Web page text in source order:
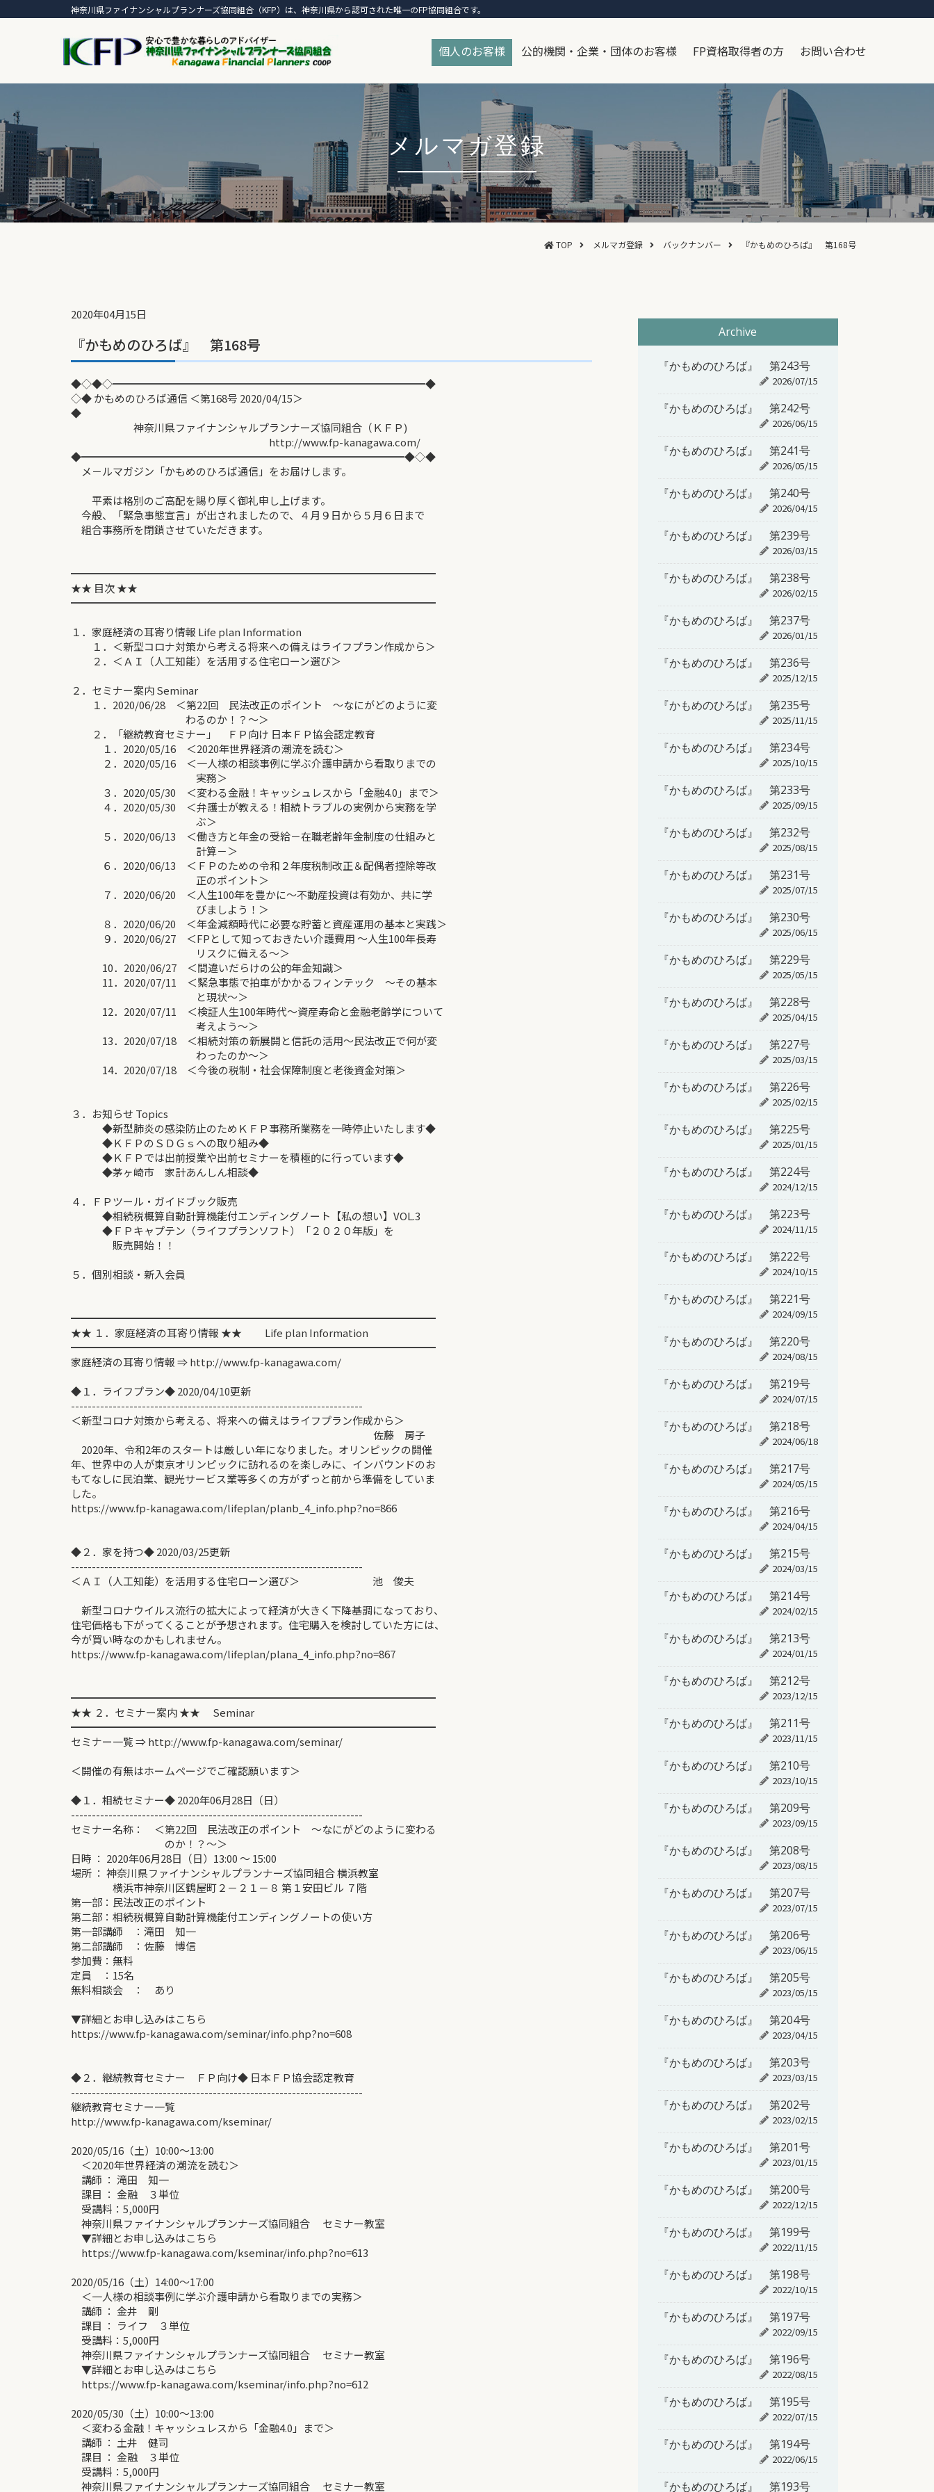
神奈川県ファイナンシャルプランナーズ協同組合（KFP）は、神奈川県から認可された唯一のFP協同組合です。
個人のお客様 公的機関・企業・団体のお客様 FP資格取得者の方 お問い合わせ
メルマガ登録
TOP メルマガ登録 バックナンバー 『かもめのひろば』 第168号
2020年04月15日
『かもめのひろば』 第168号
◆◇◆◇━━━━━━━━━━━━━━━━━━━━━━━━━━━━━━◆
◇◆ かもめのひろば通信 ＜第168号 2020/04/15＞
◆
神奈川県ファイナンシャルプランナーズ協同組合（ＫＦＰ)
http://www.fp-kanagawa.com/
◆━━━━━━━━━━━━━━━━━━━━━━━━━━━━━━━◆◇◆
メ－ルマガジン「かもめのひろば通信」をお届けします。
平素は格別のご高配を賜り厚く御礼申し上げます。
今般、「緊急事態宣言」が出されましたので、４月９日から５月６日まで
組合事務所を閉鎖させていただきます。
━━━━━━━━━━━━━━━━━━━━━━━━━━━━━━━━━━━
★★ 目次 ★★
━━━━━━━━━━━━━━━━━━━━━━━━━━━━━━━━━━━
１．家庭経済の耳寄り情報 Life plan Information
１．＜新型コロナ対策から考える将来への備えはライフプラン作成から＞
２．＜ＡＩ（人工知能）を活用する住宅ローン選び＞
２．セミナー案内 Seminar
１．2020/06/28 ＜第22回 民法改正のポイント ～なにがどのように変
わるのか！？～＞
２．「継続教育セミナー」 ＦＰ向け 日本ＦＰ協会認定教育
１．2020/05/16 ＜2020年世界経済の潮流を読む＞
２．2020/05/16 ＜一人様の相談事例に学ぶ介護申請から看取りまでの
実務＞
３．2020/05/30 ＜変わる金融！キャッシュレスから「金融4.0」まで＞
４．2020/05/30 ＜弁護士が教える！相続トラブルの実例から実務を学
ぶ＞
５．2020/06/13 ＜働き方と年金の受給－在職老齢年金制度の仕組みと
計算－＞
６．2020/06/13 ＜ＦＰのための令和２年度税制改正＆配偶者控除等改
正のポイント＞
７．2020/06/20 ＜人生100年を豊かに～不動産投資は有効か、共に学
びましよう！＞
８．2020/06/20 ＜年金減額時代に必要な貯蓄と資産運用の基本と実践＞
９．2020/06/27 ＜FPとして知っておきたい介護費用 ～人生100年長寿
リスクに備える～＞
10．2020/06/27 ＜間違いだらけの公的年金知識＞
11．2020/07/11 ＜緊急事態で拍車がかかるフィンテック ～その基本
と現状～＞
12．2020/07/11 ＜検証人生100年時代～資産寿命と金融老齢学について
考えよう～＞
13．2020/07/18 ＜相続対策の新展開と信託の活用～民法改正で何が変
わったのか～＞
14．2020/07/18 ＜今後の税制・社会保障制度と老後資金対策＞
３．お知らせ Topics
◆新型肺炎の感染防止のためＫＦＰ事務所業務を一時停止いたします◆
◆ＫＦＰのＳＤＧｓへの取り組み◆
◆ＫＦＰでは出前授業や出前セミナーを積極的に行っています◆
◆茅ヶ崎市 家計あんしん相談◆
４．ＦＰツール・ガイドブック販売
◆相続税概算自動計算機能付エンディングノート【私の想い】VOL.3
◆ＦＰキャプテン（ライフプランソフト）「２０２０年版」を
販売開始！！
５．個別相談・新入会員
━━━━━━━━━━━━━━━━━━━━━━━━━━━━━━━━━━━
★★ １．家庭経済の耳寄り情報 ★★ Life plan Information
━━━━━━━━━━━━━━━━━━━━━━━━━━━━━━━━━━━
家庭経済の耳寄り情報 ⇒ http://www.fp-kanagawa.com/
◆１．ライフプラン◆ 2020/04/10更新
----------------------------------------------------------------------
＜新型コロナ対策から考える、将来への備えはライフプラン作成から＞
佐藤 房子
2020年、令和2年のスタートは厳しい年になりました。オリンピックの開催
年、世界中の人が東京オリンピックに訪れるのを楽しみに、インバウンドのお
もてなしに民泊業、観光サービス業等多くの方がずっと前から準備をしていま
した。
https://www.fp-kanagawa.com/lifeplan/planb_4_info.php?no=866
◆２．家を持つ◆ 2020/03/25更新
----------------------------------------------------------------------
＜ＡＩ（人工知能）を活用する住宅ローン選び＞ 池 俊夫
新型コロナウイルス流行の拡大によって経済が大きく下降基調になっており、
住宅価格も下がってくることが予想されます。住宅購入を検討していた方には、
今が買い時なのかもしれません。
https://www.fp-kanagawa.com/lifeplan/plana_4_info.php?no=867
━━━━━━━━━━━━━━━━━━━━━━━━━━━━━━━━━━━
★★ ２．セミナー案内 ★★ Seminar
━━━━━━━━━━━━━━━━━━━━━━━━━━━━━━━━━━━
セミナー一覧 ⇒ http://www.fp-kanagawa.com/seminar/
＜開催の有無はホームページでご確認願います＞
◆１．相続セミナー◆ 2020年06月28日（日）
----------------------------------------------------------------------
セミナー名称： ＜第22回 民法改正のポイント ～なにがどのように変わる
のか！？～＞
日時 ： 2020年06月28日（日）13:00 ～ 15:00
場所 ： 神奈川県ファイナンシャルプランナーズ協同組合 横浜教室
横浜市神奈川区鶴屋町２－２１－８ 第１安田ビル ７階
第一部：民法改正のポイント
第二部：相続税概算自動計算機能付エンディングノートの使い方
第一部講師 ：滝田 知一
第二部講師 ：佐藤 博信
参加費：無料
定員 ：15名
無料相談会 ： あり
▼詳細とお申し込みはこちら
https://www.fp-kanagawa.com/seminar/info.php?no=608
◆２．継続教育セミナー ＦＰ向け◆ 日本ＦＰ協会認定教育
----------------------------------------------------------------------
継続教育セミナー一覧
http://www.fp-kanagawa.com/kseminar/
2020/05/16（土）10:00～13:00
＜2020年世界経済の潮流を読む＞
講師 ： 滝田 知一
課目 ： 金融 ３単位
受講料：5,000円
神奈川県ファイナンシャルプランナーズ協同組合 セミナー教室
▼詳細とお申し込みはこちら
https://www.fp-kanagawa.com/kseminar/info.php?no=613
2020/05/16（土）14:00～17:00
＜一人様の相談事例に学ぶ介護申請から看取りまでの実務＞
講師 ： 金井 剛
課目 ： ライフ ３単位
受講料：5,000円
神奈川県ファイナンシャルプランナーズ協同組合 セミナー教室
▼詳細とお申し込みはこちら
https://www.fp-kanagawa.com/kseminar/info.php?no=612
2020/05/30（土）10:00～13:00
＜変わる金融！キャッシュレスから「金融4.0」まで＞
講師 ： 土井 健司
課目 ： 金融 ３単位
受講料：5,000円
神奈川県ファイナンシャルプランナーズ協同組合 セミナー教室
Archive
『かもめのひろば』 第243号
2026/07/15
『かもめのひろば』 第242号
2026/06/15
『かもめのひろば』 第241号
2026/05/15
『かもめのひろば』 第240号
2026/04/15
『かもめのひろば』 第239号
2026/03/15
『かもめのひろば』 第238号
2026/02/15
『かもめのひろば』 第237号
2026/01/15
『かもめのひろば』 第236号
2025/12/15
『かもめのひろば』 第235号
2025/11/15
『かもめのひろば』 第234号
2025/10/15
『かもめのひろば』 第233号
2025/09/15
『かもめのひろば』 第232号
2025/08/15
『かもめのひろば』 第231号
2025/07/15
『かもめのひろば』 第230号
2025/06/15
『かもめのひろば』 第229号
2025/05/15
『かもめのひろば』 第228号
2025/04/15
『かもめのひろば』 第227号
2025/03/15
『かもめのひろば』 第226号
2025/02/15
『かもめのひろば』 第225号
2025/01/15
『かもめのひろば』 第224号
2024/12/15
『かもめのひろば』 第223号
2024/11/15
『かもめのひろば』 第222号
2024/10/15
『かもめのひろば』 第221号
2024/09/15
『かもめのひろば』 第220号
2024/08/15
『かもめのひろば』 第219号
2024/07/15
『かもめのひろば』 第218号
2024/06/18
『かもめのひろば』 第217号
2024/05/15
『かもめのひろば』 第216号
2024/04/15
『かもめのひろば』 第215号
2024/03/15
『かもめのひろば』 第214号
2024/02/15
『かもめのひろば』 第213号
2024/01/15
『かもめのひろば』 第212号
2023/12/15
『かもめのひろば』 第211号
2023/11/15
『かもめのひろば』 第210号
2023/10/15
『かもめのひろば』 第209号
2023/09/15
『かもめのひろば』 第208号
2023/08/15
『かもめのひろば』 第207号
2023/07/15
『かもめのひろば』 第206号
2023/06/15
『かもめのひろば』 第205号
2023/05/15
『かもめのひろば』 第204号
2023/04/15
『かもめのひろば』 第203号
2023/03/15
『かもめのひろば』 第202号
2023/02/15
『かもめのひろば』 第201号
2023/01/15
『かもめのひろば』 第200号
2022/12/15
『かもめのひろば』 第199号
2022/11/15
『かもめのひろば』 第198号
2022/10/15
『かもめのひろば』 第197号
2022/09/15
『かもめのひろば』 第196号
2022/08/15
『かもめのひろば』 第195号
2022/07/15
『かもめのひろば』 第194号
2022/06/15
『かもめのひろば』 第193号